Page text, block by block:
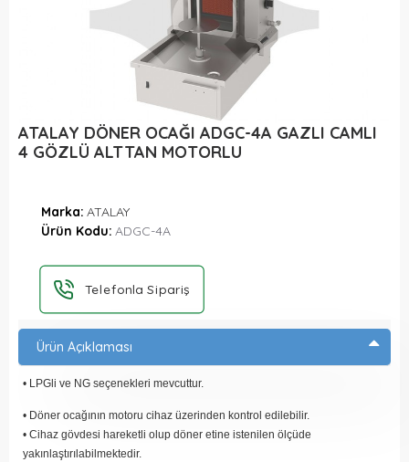
ATALAY DÖNER OCAĞI ADGC-4A GAZLI CAMLI
4 GÖZLÜ ALTTAN MOTORLU
Marka: ATALAY
Ürün Kodu: ADGC-4A
Telefonla Sipariş
Ürün Açıklaması
• LPGli ve NG seçenekleri mevcuttur.
• Döner ocağının motoru cihaz üzerinden kontrol edilebilir.
• Cihaz gövdesi hareketli olup döner etine istenilen ölçüde
yakınlaştırılabilmektedir.